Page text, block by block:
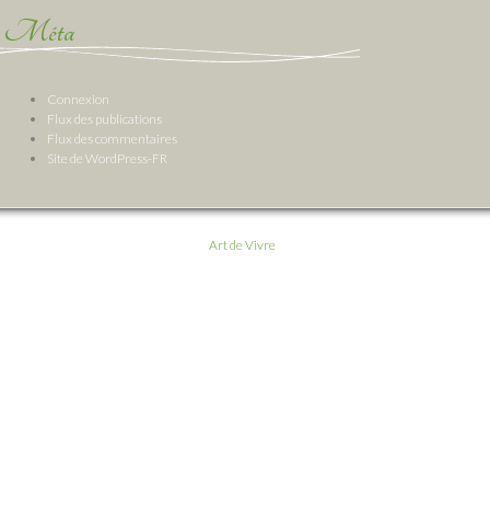
Méta
Connexion
Flux des publications
Flux des commentaires
Site de WordPress-FR
Art de Vivre